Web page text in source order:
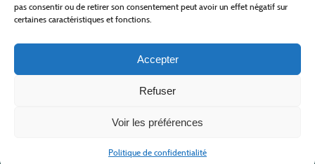
pas consentir ou de retirer son consentement peut avoir un effet négatif sur
certaines caractéristiques et fonctions.
Accepter
Refuser
Voir les préférences
Politique de confidentialité
Office de Tourisme des Cévennes au Mont Lozère